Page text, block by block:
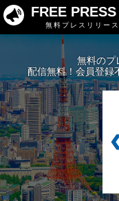
FREE
無料プレスリリー
無料のプ
配信無料！会員登録